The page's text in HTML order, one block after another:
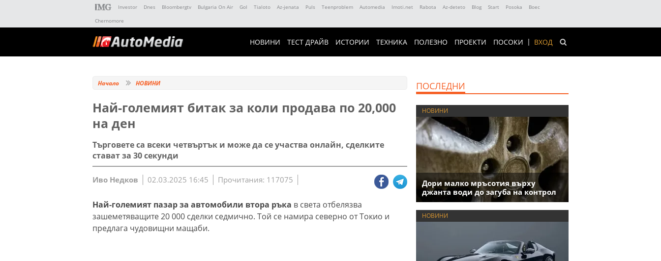
Investor Dnes Bloombergtv Bulgaria On Air Gol Tialoto Az-jenata Puls Teenproblem Automedia Imoti.net Rabota Az-deteto Blog Start Posoka
Boec
Chernomore
ВХОД
НОВИНИ ТЕСТ ДРАЙВ ИСТОРИИ ТЕХНИКА ПОЛЕЗНО ПРОЕКТИ ПОСОКИ
Начало НОВИНИ
Най-големият битак за коли продава по 20,000
на ден
Търговете са всеки четвъртък и може да се участва онлайн, сделките
стават за 30 секунди
Иво Недков 02.03.2025 16:45 Прочитания: 117075
Най-големият пазар за автомобили втора ръка в света отбелязва
зашеметяващите 20 000 сделки седмично. Той се намира северно от Токио и
предлага чудовищни мащаби.
ПОСЛЕДНИ
НОВИНИ
Дори малко мръсотия върху
джанта води до загуба на контрол
НОВИНИ